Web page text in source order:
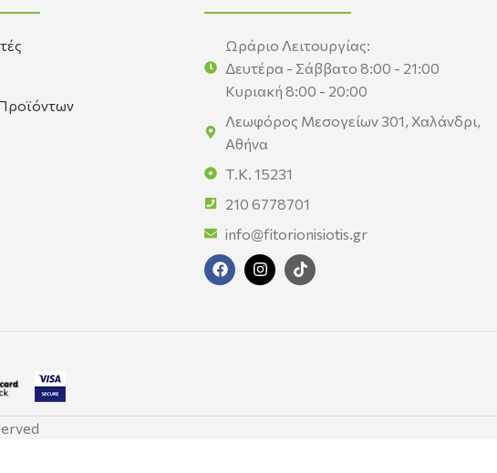
Ωράριο Λειτουργίας:
Δευτέρα - Σάββατο 8:00 - 21:00
Κυριακή 8:00 - 20:00
Λεωφόρος Μεσογείων 301, Χαλάνδρι,
Αθήνα
Τ.Κ. 15231
210 6778701
info@fitorionisiotis.gr